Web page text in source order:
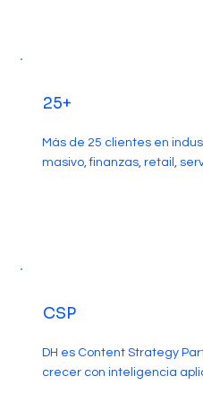
25+
Más de 25 clientes en
masivo, finanzas, retail,
CSP
DH es Content Strategy
crecer con inteligencia